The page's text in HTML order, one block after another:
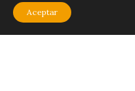
Cómo usar la Plataforma
Aceptar